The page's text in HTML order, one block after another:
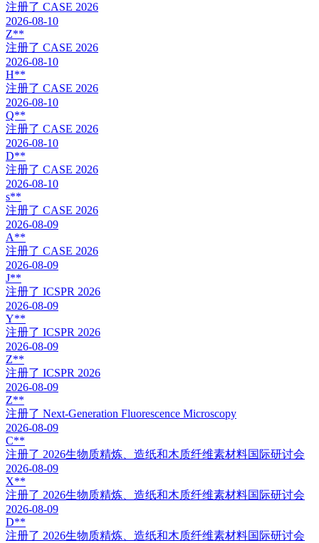
注册了 CASE 2026
2026-08-10
Z**
注册了 CASE 2026
2026-08-10
H**
注册了 CASE 2026
2026-08-10
Q**
注册了 CASE 2026
2026-08-10
D**
注册了 CASE 2026
2026-08-10
s**
注册了 CASE 2026
2026-08-09
A**
注册了 CASE 2026
2026-08-09
J**
注册了 ICSPR 2026
2026-08-09
Y**
注册了 ICSPR 2026
2026-08-09
Z**
注册了 ICSPR 2026
2026-08-09
Z**
注册了 Next-Generation Fluorescence Microscopy
2026-08-09
C**
注册了 2026生物质精炼、造纸和木质纤维素材料国际研讨会
2026-08-09
X**
注册了 2026生物质精炼、造纸和木质纤维素材料国际研讨会
2026-08-09
D**
注册了 2026生物质精炼、造纸和木质纤维素材料国际研讨会